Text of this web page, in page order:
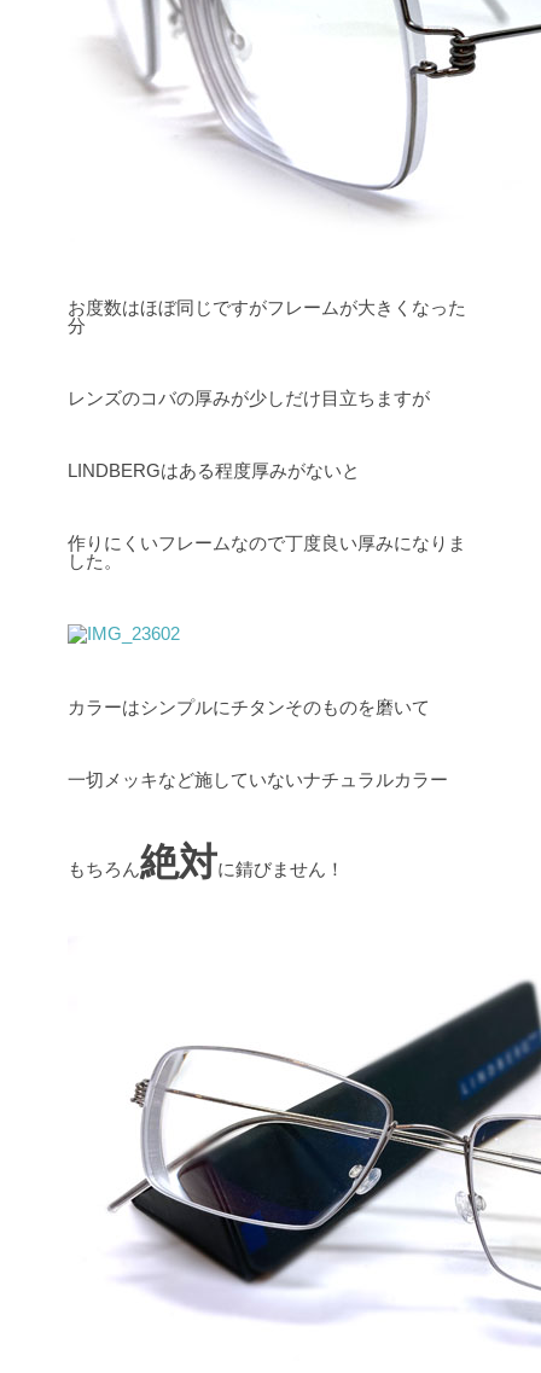
お度数はほぼ同じですがフレームが大きくなった
分
レンズのコバの厚みが少しだけ目立ちますが
LINDBERGはある程度厚みがないと
作りにくいフレームなので丁度良い厚みになりま
した。
カラーはシンプルにチタンそのものを磨いて
一切メッキなど施していないナチュラルカラー
もちろん絶対に錆びません！